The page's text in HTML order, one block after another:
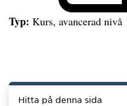
Typ: Kurs, avancerad nivå
Hitta på denna sida